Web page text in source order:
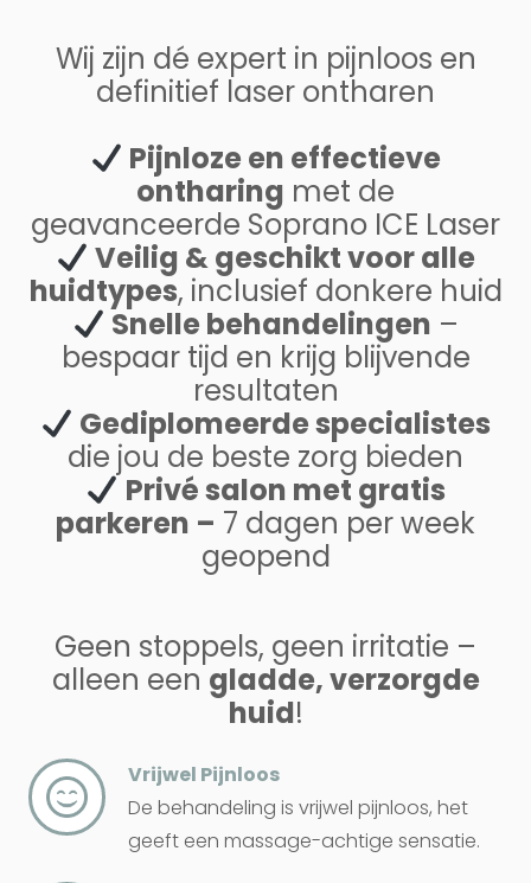
Wij zijn dé expert in pijnloos en
definitief laser ontharen
Pijnloze en effectieve
ontharing met de
geavanceerde Soprano ICE Laser
Veilig & geschikt voor alle
huidtypes, inclusief donkere huid
Snelle behandelingen –
bespaar tijd en krijg blijvende
resultaten
Gediplomeerde specialistes
die jou de beste zorg bieden
Privé salon met gratis
parkeren – 7 dagen per week
geopend
Geen stoppels, geen irritatie –
alleen een gladde, verzorgde
huid!
Vrijwel Pijnloos
De behandeling is vrijwel pijnloos, het
geeft een massage-achtige sensatie.